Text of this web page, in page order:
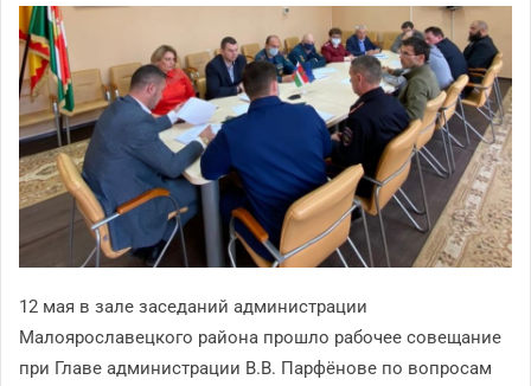
12 мая в зале заседаний администрации
Малоярославецкого района прошло рабочее совещание
при Главе администрации В.В. Парфёнове по вопросам